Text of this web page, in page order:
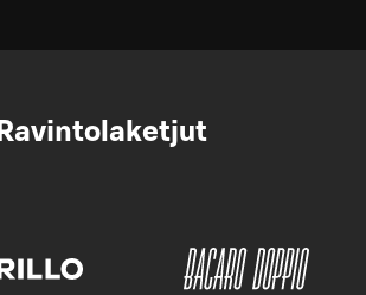
Ravintolaketjut